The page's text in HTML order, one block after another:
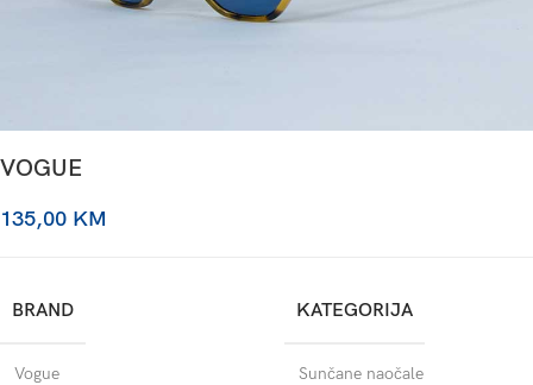
VOGUE
135,00 KM
BRAND
Vogue
KATEGORIJA
Sunčane naočale